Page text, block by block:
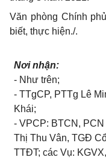
Văn phòng Chính
biết, thực hiện./.
Nơi nhận:
- Như trên;
- TTgCP, PTTg Lê
Khái;
- VPCP: BTCN, PCN
Thị Thu Vân, TGĐ
TTĐT; các Vụ: KGVX,